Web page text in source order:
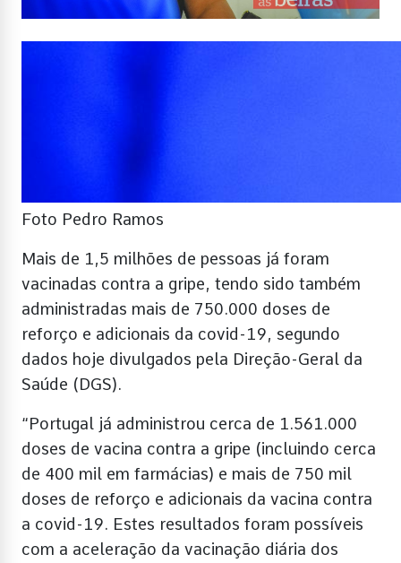
Foto Pedro Ramos
Mais de 1,5 milhões de pessoas já foram
vacinadas contra a gripe, tendo sido também
administradas mais de 750.000 doses de
reforço e adicionais da covid-19, segundo
dados hoje divulgados pela Direção-Geral da
Saúde (DGS).
“Portugal já administrou cerca de 1.561.000
doses de vacina contra a gripe (incluindo cerca
de 400 mil em farmácias) e mais de 750 mil
doses de reforço e adicionais da vacina contra
a covid-19. Estes resultados foram possíveis
com a aceleração da vacinação diária dos